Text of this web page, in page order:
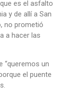
es el asfalto
y de allí a San
no prometió
a hacer las
“queremos un
el puente